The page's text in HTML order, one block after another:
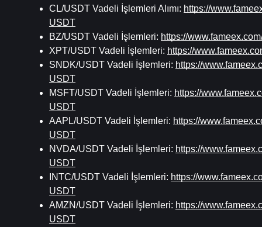
CL/USDT Vadeli İşlemleri Alımı: https://
USDT
BZ/USDT Vadeli İşlemleri: https://
XPT/USDT Vadeli İşlemleri: https://
SNDK/USDT Vadeli İşlemleri: https://
USDT
MSFT/USDT Vadeli İşlemleri: https://
USDT
AAPL/USDT Vadeli İşlemleri: https://
USDT
NVDA/USDT Vadeli İşlemleri: https://
USDT
INTC/USDT Vadeli İşlemleri: https://
USDT
AMZN/USDT Vadeli İşlemleri: https://
USDT